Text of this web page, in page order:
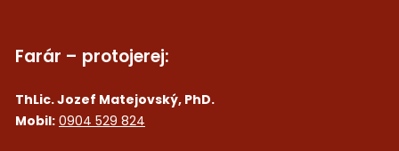
Farár – protojerej:
ThLic. Jozef Matejovský, PhD.
Mobil: 0904 529 824